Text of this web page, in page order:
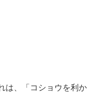
は、「コショウを利か